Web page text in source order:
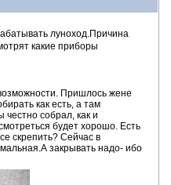
луноход.Причина
какие приборы
Пришлось жене
как есть, а там
собрал, как и
будет хорошо. Есть
скрепить? Сейчас в
закрывать надо- ибо